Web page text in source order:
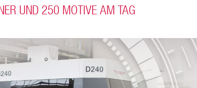
UND 250 MOTIVE AM TAG